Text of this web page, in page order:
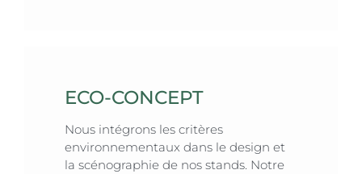
ECO-CONCEPT
Nous intégrons les critères
environnementaux dans le design et
la scénographie de nos stands. Notre